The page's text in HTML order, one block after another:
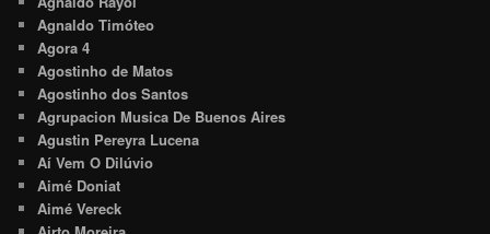
Agnaldo Timóteo
Agora 4
Agostinho de Matos
Agostinho dos Santos
Agrupacion Musica De Buenos Aires
Agustin Pereyra Lucena
Aí Vem O Dilúvio
Aimé Doniat
Aimé Vereck